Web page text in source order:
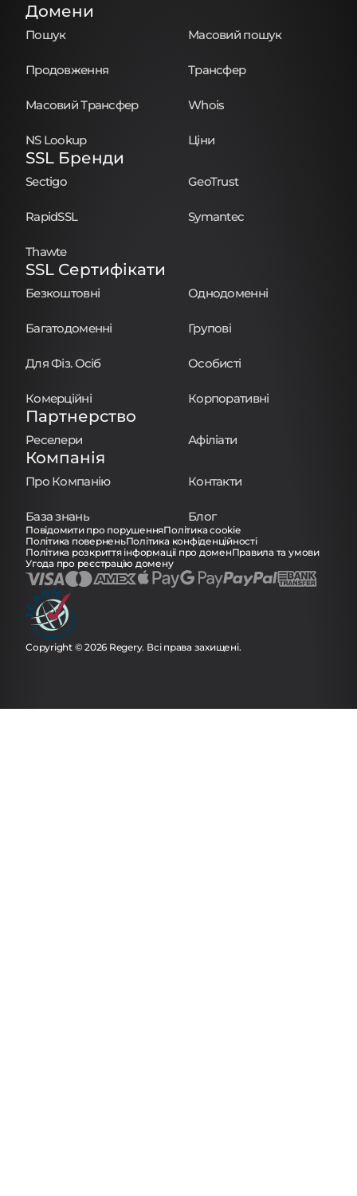
Домени
Пошук Масовий пошук
Продовження Трансфер
Масовий Трансфер Whois
NS Lookup Ціни
SSL Бренди
Sectigo GeoTrust
RapidSSL Symantec
Thawte
SSL Сертифікати
Безкоштовні Однодоменні
Багатодоменні Групові
Для Фіз. Осіб Особисті
Комерційні Корпоративні
Партнерство
Реселери Афіліати
Компанія
Про Компанію Контакти
База знань Блог
Повідомити про порушенняПолітика cookie
Політика поверненьПолітика конфіденційності
Політика розкриття інформації про доменПравила та умови
Угода про реєстрацію домену
Copyright © 2026 Regery. Всі права захищені.